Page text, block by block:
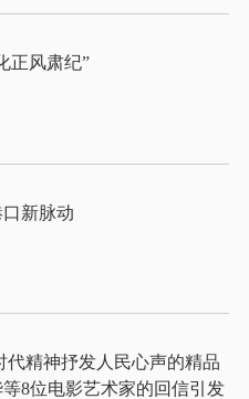
一习话丨“坚持以严的基调强化正风肃纪”
精神抒发人民心声的精品
8位电影艺术家的回信引发